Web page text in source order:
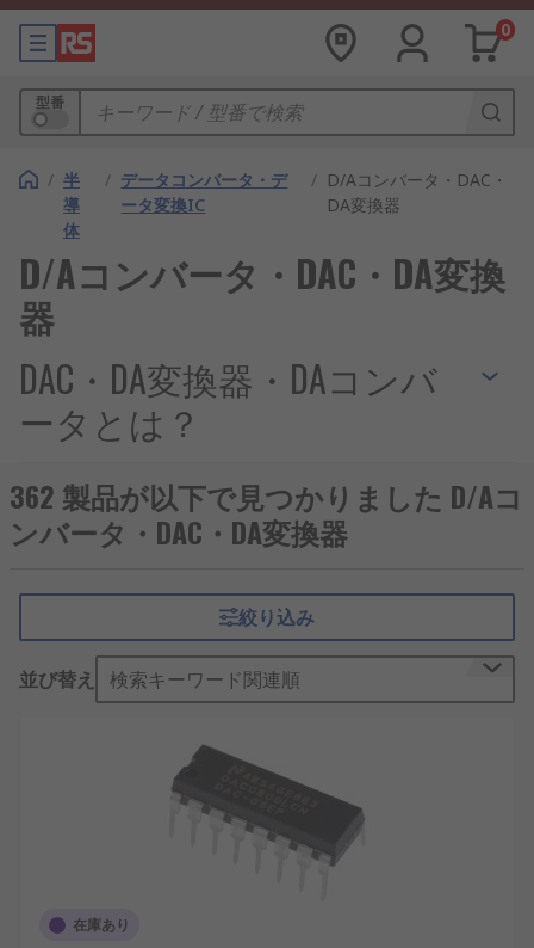
0
型番
/ 半
導
体
/ データコンバータ・デ
ータ変換IC
/ D/Aコンバータ・DAC・
DA変換器
D/Aコンバータ・DAC・DA変換
器
DAC・DA変換器・DAコンバ
ータとは？
デジタルアナログコンバーター (DAC、DA変換器や
DAコンバータとも呼ばれます) は、デジタル信号を
アナログ信号に変換する 半導体です。このプロセス
ジタルシステムは、スピーカー、センサ、モータコ
などのアナログ デバイスと通信できま
す。DAC は、高忠実度オーディオ機器から産業オー
トメーション システムまで、幅広いアプリケーショ
ンで重要な役割を果たしており、日本国内の録音業
界やデジタル コンテンツ制作で広く採用されていま
DACのの仕組み
受け取り、それを連続したアナログ出力に変換しま
す。音波や機械的な動きなど、多くの物理システム
362 製品が以下で見つかりました D/Aコ
ンバータ・DAC・DA変換器
絞り込み
並び替え 検索キーワード関連順
在庫あり